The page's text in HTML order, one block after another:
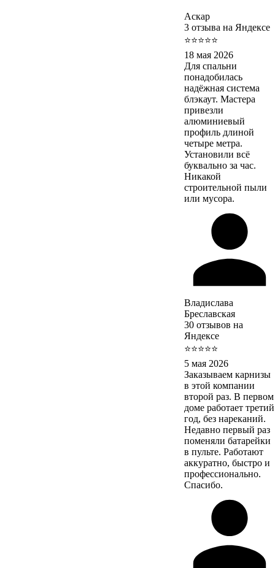
Аскар
3 отзыва на Яндексе
⭐⭐⭐⭐⭐
18 мая 2026
Для спальни
понадобилась
надёжная система
блэкаут. Мастера
привезли
алюминиевый
профиль длиной
четыре метра.
Установили всё
буквально за час.
Никакой
строительной пыли
или мусора.
Владислава
Бреславская
30 отзывов на
Яндексе
⭐⭐⭐⭐⭐
5 мая 2026
Заказываем карнизы
в этой компании
второй раз. В первом
доме работает третий
год, без нареканий.
Недавно первый раз
поменяли батарейки
в пульте. Работают
аккуратно, быстро и
профессионально.
Спасибо.